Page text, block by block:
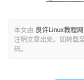
本文由 良许Linux教程网
注明文章出处。如转载
码。